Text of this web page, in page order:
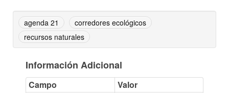
agenda 21
corredores ecológicos
recursos naturales
Información Adicional
Campo
Valor